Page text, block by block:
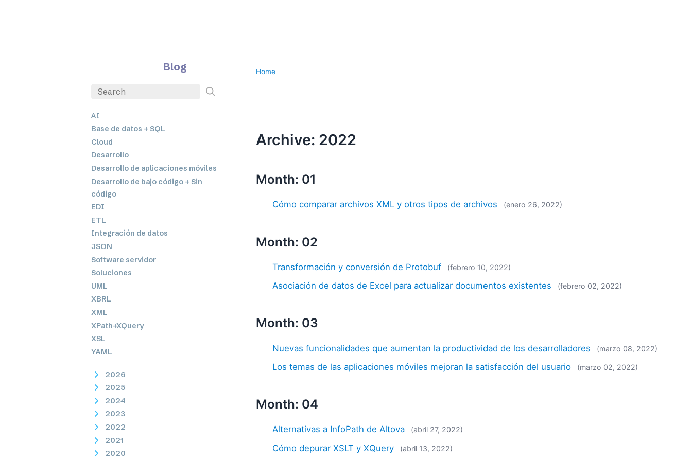
Blog
AI
Base de datos + SQL
Cloud
Desarrollo
Desarrollo de aplicaciones móviles
Desarrollo de bajo código + Sin
código
EDI
ETL
Integración de datos
JSON
Software servidor
Soluciones
UML
XBRL
XML
XPath+XQuery
XSL
YAML
2026
2025
2024
2023
2022
2021
2020
Home
Archive: 2022
Month: 01
Cómo comparar archivos XML y otros tipos de archivos (enero 26, 2022)
Month: 02
Transformación y conversión de Protobuf (febrero 10, 2022)
Asociación de datos de Excel para actualizar documentos existentes (febrero 02, 2022)
Month: 03
Nuevas funcionalidades que aumentan la productividad de los desarrolladores (marzo 08, 2022)
Los temas de las aplicaciones móviles mejoran la satisfacción del usuario (marzo 02, 2022)
Month: 04
Alternativas a InfoPath de Altova (abril 27, 2022)
Cómo depurar XSLT y XQuery (abril 13, 2022)